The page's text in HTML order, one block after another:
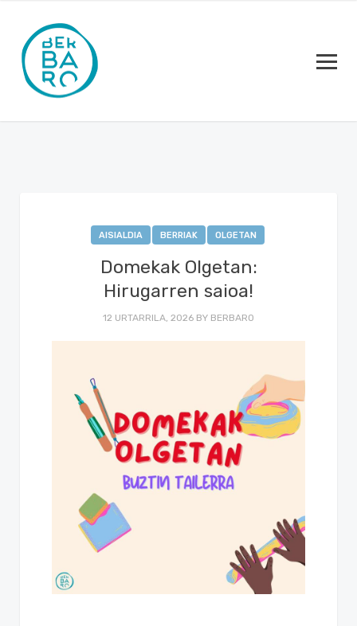
AISIALDIA BERRIAK OLGETAN
Domekak Olgetan:
Hirugarren saioa!
12 URTARRILA, 2026 BY BERBARO